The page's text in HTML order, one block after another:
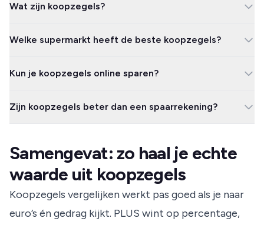
Wat zijn koopzegels?
koopt. Je legt extra geld in bij de kassa en krijgt bij een volle kaart
Welke supermarkt heeft de beste koopzegels?
AH is sterk als je al veel bij Albert Heijn koopt, terwijl Jumbo
Kun je koopzegels online sparen?
mogelijkheden, terwijl Jumbo in de voorwaarden aangeeft dat
koopzegels niet gelden bij online bestellingen.
Zijn koopzegels beter dan een spaarrekening?
dezelfde bescherming als geld op een bankrekening.
Samengevat: zo haal je echte
waarde uit koopzegels
Koopzegels vergelijken werkt pas goed als je naar
euro’s én gedrag kijkt. PLUS wint op percentage,